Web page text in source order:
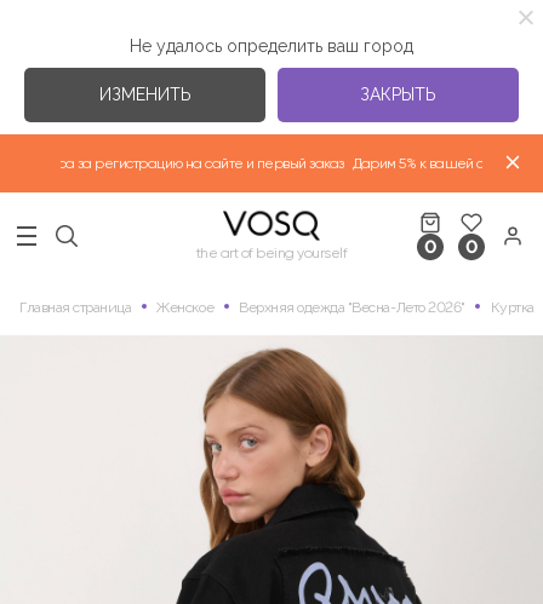
Не удалось определить ваш город
ИЗМЕНИТЬ ЗАКРЫТЬ
за регистрацию на сайте и первый заказ Дарим 5% к вашей скидке
ВЕРХНЯЯ ОДЕЖДА "ВЕСНА-ЛЕТО 2026"
НОВАЯ КОЛЛЕКЦИЯ
ФУТБОЛКИ
ИЗБРАННЫЕ КОЛЛЕКЦИИ
the art of being yourself 0 0
Главная страница Женское Верхняя одежда "Весна-Лето 2026" Куртка